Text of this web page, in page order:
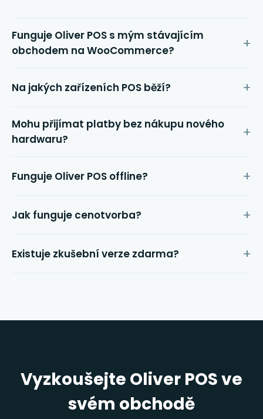
Funguje Oliver POS s mým stávajícím
obchodem na WooCommerce?
Na jakých zařízeních POS běží?
Mohu přijímat platby bez nákupu nového
hardwaru?
Funguje Oliver POS offline?
Jak funguje cenotvorba?
Existuje zkušební verze zdarma?
Vyzkoušejte Oliver POS ve
svém obchodě